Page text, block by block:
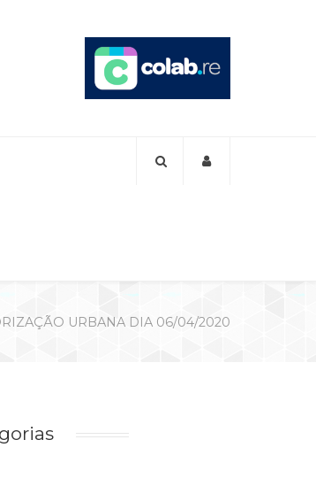
URBANA DIA 06/04/2020